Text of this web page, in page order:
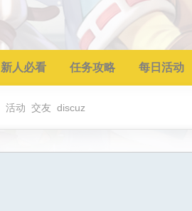
新人必看 任务攻略 每日活动
活动 交友 discuz